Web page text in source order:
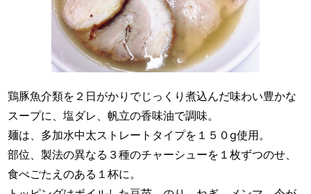
鶏豚魚介類を２日がかりでじっくり煮込んだ味わい豊かな
スープに、塩ダレ、帆立の香味油で調味。
麺は、多加水中太ストレートタイプを１５０g使用。
部位、製法の異なる３種のチャーシューを１枚ずつのせ、
食べごたえのある１杯に。